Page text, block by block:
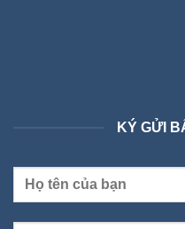
KÝ GỬI